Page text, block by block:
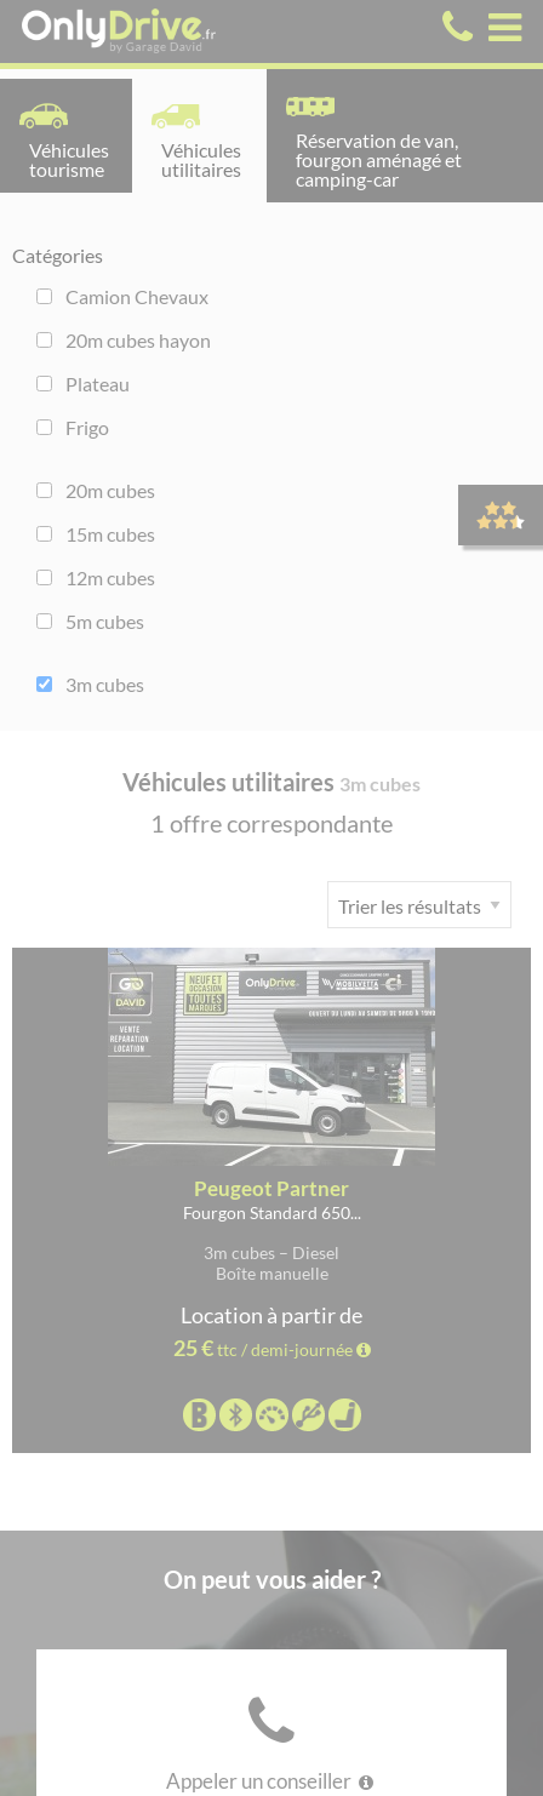
Véhicules
tourisme
Véhicules
utilitaires
Réservation de van,
fourgon aménagé et
camping-car
Catégories
Camion Chevaux
20m cubes hayon
Plateau
Frigo
20m cubes
15m cubes
12m cubes
5m cubes
3m cubes
Véhicules utilitaires 3m cubes
1 offre correspondante
Lancer la rechercher
Peugeot Partner
Fourgon Standard 650...
3m cubes – Diesel
Boîte manuelle
Location à partir de
25 €ttc / demi-journée
On peut vous aider ?
Appeler un conseiller